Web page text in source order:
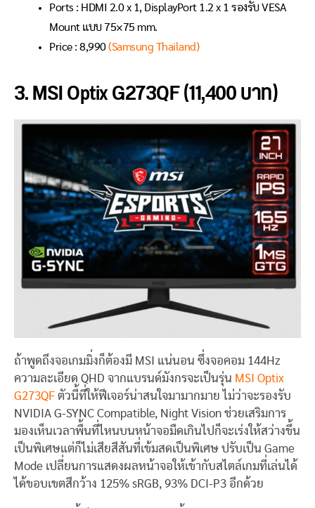
Ports : HDMI 2.0 x 1, DisplayPort 1.2 x 1 รองรับ VESA
Mount แบบ 75×75 mm.
Price : 8,990(Samsung Thailand)
3. MSI Optix G273QF (11,400 บาท)
ถ้าพูดถึงจอเกมมิ่งก็ต้องมี MSI แน่นอน ซึ่งจอคอม 144Hz
ความละเอียด QHD จากแบรนด์มังกรจะเป็นรุ่น MSI Optix
G273QF ตัวนี้ที่ให้ฟีเจอร์น่าสนใจมามากมาย ไม่ว่าจะรองรับ
NVIDIA G-SYNC Compatible, Night Vision ช่วยเสริมการ
มองเห็นเวลาพื้นที่ไหนบนหน้าจอมืดเกินไปก็จะเร่งให้สว่างขึ้น
เป็นพิเศษแต่ก็ไม่เสียสีสันที่เข้มสดเป็นพิเศษ ปรับเป็น Game
Mode เปลี่ยนการแสดงผลหน้าจอให้เข้ากับสไตล์เกมที่เล่นได้
ได้ขอบเขตสีกว้าง 125% sRGB, 93% DCI-P3 อีกด้วย